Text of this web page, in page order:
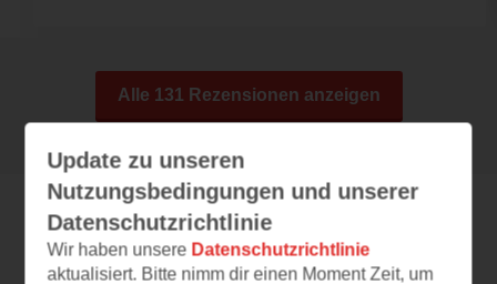
Alle 131 Rezensionen anzeigen
Leseeindrücke
Update zu unseren
Nutzungsbedingungen und unserer
Datenschutzrichtlinie
Wir haben unsere Datenschutzrichtlinie
aktualisiert. Bitte nimm dir einen Moment Zeit, um